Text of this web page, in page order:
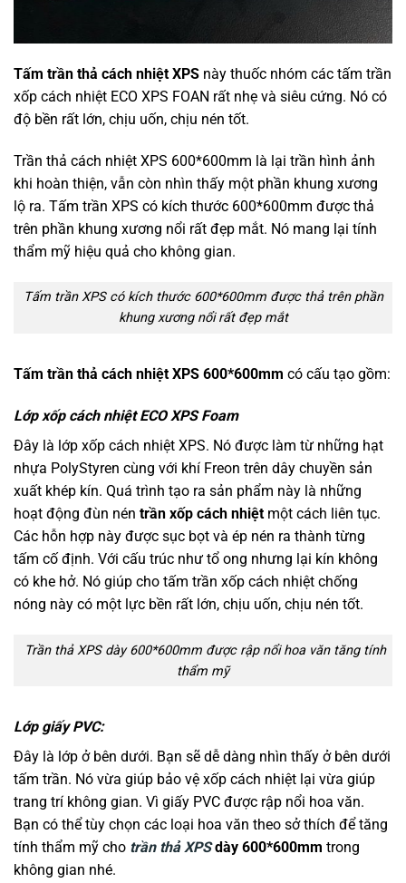
Tấm trần thả cách nhiệt XPS này thuốc nhóm các tấm trần
xốp cách nhiệt ECO XPS FOAN rất nhẹ và siêu cứng. Nó có
độ bền rất lớn, chịu uốn, chịu nén tốt.
Trần thả cách nhiệt XPS 600*600mm là lại trần hình ảnh
khi hoàn thiện, vẫn còn nhìn thấy một phần khung xương
lộ ra. Tấm trần XPS có kích thước 600*600mm được thả
trên phần khung xương nổi rất đẹp mắt. Nó mang lại tính
thẩm mỹ hiệu quả cho không gian.
Tấm trần XPS có kích thước 600*600mm được thả trên phần
khung xương nổi rất đẹp mắt
Tấm trần thả cách nhiệt XPS 600*600mm có cấu tạo gồm:
Lớp xốp cách nhiệt ECO XPSFoam
Đây là lớp xốp cách nhiệt XPS. Nó được làm từ những hạt
nhựa PolyStyren cùng với khí Freon trên dây chuyền sản
xuất khép kín. Quá trình tạo ra sản phẩm này là những
hoạt động đùn nén trần xốp cách nhiệt một cách liên tục.
Các hỗn hợp này được sục bọt và ép nén ra thành từng
tấm cố định. Với cấu trúc như tổ ong nhưng lại kín không
có khe hở. Nó giúp cho tấm trần xốp cách nhiệt chống
nóng này có một lực bền rất lớn, chịu uốn, chịu nén tốt.
Trần thả XPS dày 600*600mm được rập nổi hoa văn tăng tính
thẩm mỹ
Lớp giấy PVC:
Đây là lớp ở bên dưới. Bạn sẽ dễ dàng nhìn thấy ở bên dưới
tấm trần. Nó vừa giúp bảo vệ xốp cách nhiệt lại vừa giúp
trang trí không gian. Vì giấy PVC được rập nổi hoa văn.
Bạn có thể tùy chọn các loại hoa văn theo sở thích để tăng
tính thẩm mỹ cho trần thả XPSdày 600*600mm trong
không gian nhé.